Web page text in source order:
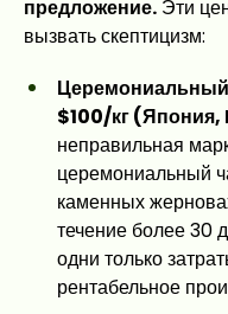
предложение. Эти
вызвать скептицизм:
$100/кг (Япония,
неправильная
церемониальный
каменных
течение более 30
одни только
рентабельное